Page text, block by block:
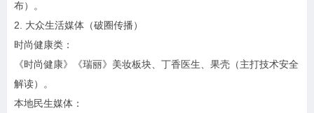
布）。
2. 大众生活媒体（破圈传播）
时尚健康类：
《时尚健康》《瑞丽》美妆板块、丁香医生、果壳（主打技术安全
解读）。
本地民生媒体：